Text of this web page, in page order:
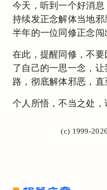
今天，听到一个好消息
持续发正念解体当地
半年的一位同修正念闯
在此，提醒同修，不
了自己的一思一念，
路，彻底解体邪恶，直
个人所悟，不当之处，
(c) 1999-